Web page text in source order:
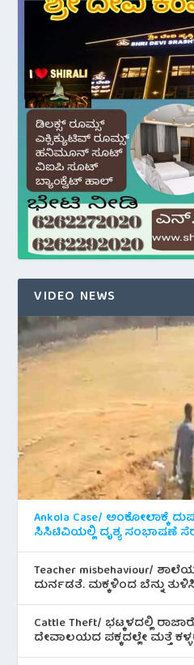
VIDEO NEWS
Ankola Case/ ಅಂಕೋಲಾಕ್ಕೆ
ಸಿಸಿಟಿವಿಯಲ್ಲಿ ದೃಶ್ಯ ಸಂಭಾಷಣೆ
Teacher misbehaviour/
ದುರ್ನಡತೆ. ಮಕ್ಕಳಿಂದ ಬೆನ್ನು
Cattle Theft/ ಭಟ್ಕಳದಲ್ಲಿ
ದೇವಾಲಯದ ಪಕ್ಕದಲ್ಲೇ ಮತ್ತೆ